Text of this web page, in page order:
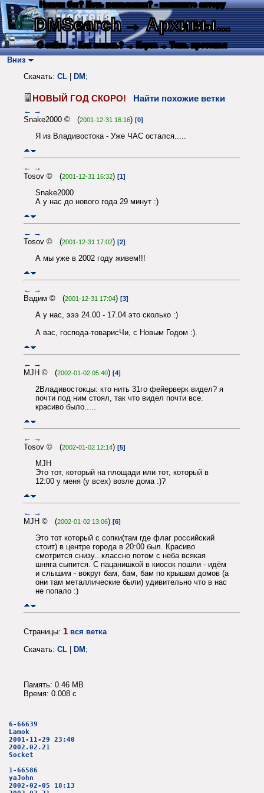
Нашли баг? Есть пожелания? - напишите автору
DMSearch→ Архивы...
О сайте → Как искать? → Карта → Текс. протокол
Вниз
Скачать: CL DM ;
НОВЫЙ ГОД СКОРО! Найти похожие ветки
← →
Snake2000 © (2001-12-31 16:16) [0]
Я из Владивостока - Уже ЧАС остался.....
← →
Tosov © (2001-12-31 16:32) [1]
Snake2000
А у нас до нового года 29 минут :)
← →
Tosov © (2001-12-31 17:02) [2]
А мы уже в 2002 году живем!!!
← →
Вадим © (2001-12-31 17:04) [3]
А у нас, эээ 24.00 - 17.04 это сколько :)
А вас, господа-товарисЧи, с Новым Годом :).
← →
MJH © (2002-01-02 05:40) [4]
2Владивостокцы: кто нить 31го фейерверк видел? я
почти под ним стоял, так что видел почти все.
красиво было.....
← →
Tosov © (2002-01-02 12:14) [5]
MJH
Это тот, который на площади или тот, который в
12:00 у меня (у всех) возле дома :)?
← →
MJH © (2002-01-02 13:06) [6]
Это тот который с сопки(там где флаг российский
стоит) в центре города в 20:00 был. Красиво
смотрится снизу...классно потом с неба всякая
шняга сыпится. С пацанишкой в киосок пошли - идём
и слышим - вокруг бам, бам, бам по крышам домов (а
они там металлические были) удивительно что в нас
не попало :)
Страницы: 1 вся ветка
Скачать: CL | DM;
Память: 0.46 MB
Время: 0.008 c
6-66639
Lamok
2001-11-29 23:40
2002.02.21
Socket
1-66586
yaJohn
2002-02-05 18:13